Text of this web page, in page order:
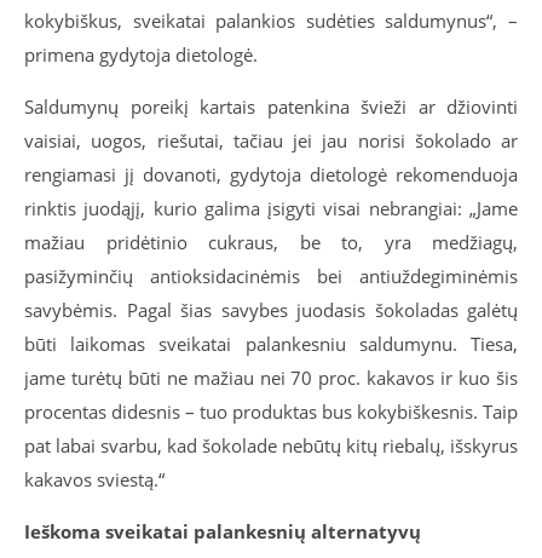
kokybiškus, sveikatai palankios sudėties saldumynus“, –
primena gydytoja dietologė.
Saldumynų poreikį kartais patenkina švieži ar džiovinti
vaisiai, uogos, riešutai, tačiau jei jau norisi šokolado ar
rengiamasi jį dovanoti, gydytoja dietologė rekomenduoja
rinktis juodąjį, kurio galima įsigyti visai nebrangiai: „Jame
mažiau pridėtinio cukraus, be to, yra medžiagų,
pasižyminčių antioksidacinėmis bei antiuždegiminėmis
savybėmis. Pagal šias savybes juodasis šokoladas galėtų
būti laikomas sveikatai palankesniu saldumynu. Tiesa,
jame turėtų būti ne mažiau nei 70 proc. kakavos ir kuo šis
procentas didesnis – tuo produktas bus kokybiškesnis. Taip
pat labai svarbu, kad šokolade nebūtų kitų riebalų, išskyrus
kakavos sviestą.“
Ieškoma sveikatai palankesnių alternatyvų